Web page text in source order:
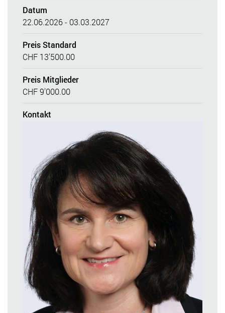
Datum
22.06.2026 - 03.03.2027
Preis Standard
CHF 13’500.00
Preis Mitglieder
CHF 9’000.00
Kontakt